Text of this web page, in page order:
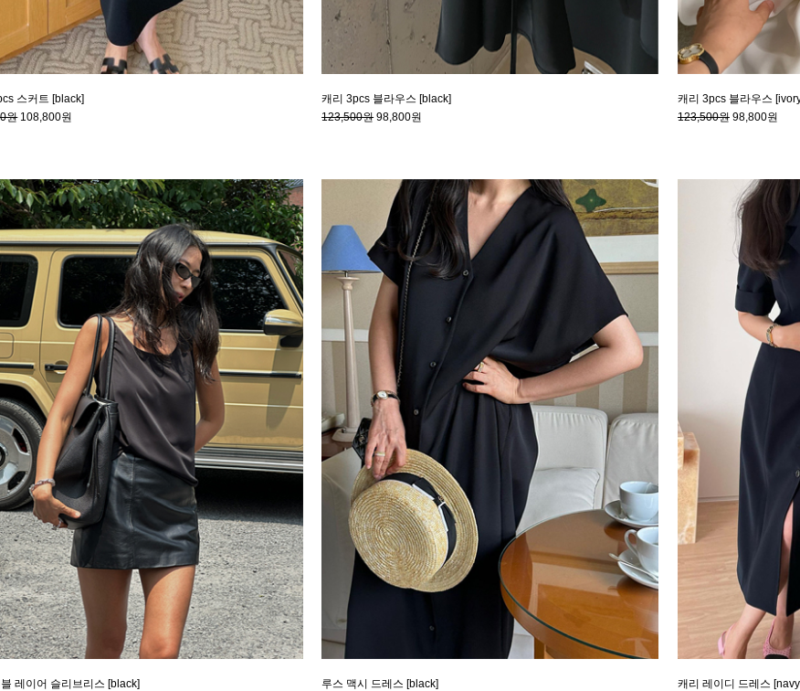
스커트 [black]
원 108,800원
캐리 3pcs 블라우스 [black]
123,500원 98,800원
캐리 3pcs 블라우스
123,500원 98,800원
레이어 슬리브리스 [black]
루스 맥시 드레스 [black]
캐리 레이디 드레스